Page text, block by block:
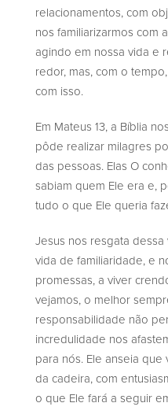
relacionamentos, com
nos familiarizarmos com
agindo em nossa vida e
redor, mas, com o
com isso.
Em Mateus 13, a Bíblia
pôde realizar milagres
das pessoas. Elas O
sabiam quem Ele era e,
tudo o que Ele queria
Jesus nos resgata
vida de familiaridade, e
promessas, a viver
vejamos, o melhor
responsabilidade não
incredulidade nos
para nós. Ele anseia
da cadeira, com
o que Ele fará a seguir